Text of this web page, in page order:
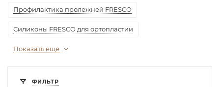
Профилактика пролежней FRESCO
Силиконы FRESCO для ортопластии
Показать еще
ФИЛЬТР